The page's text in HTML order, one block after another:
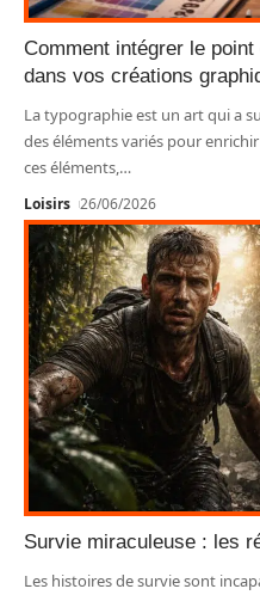
Comment intégrer le point
dans vos créations
La typographie est un art qui a
des éléments variés pour
ces éléments, …
Loisirs 26/06/2026
Survie miraculeuse : les
Les histoires de survie sont